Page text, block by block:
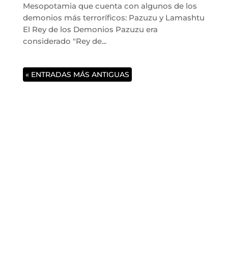
Mesopotamia que cuenta con algunos de los
demonios más terroríficos: Pazuzu y Lamashtu
El Rey de los Demonios Pazuzu era
considerado "Rey de...
« ENTRADAS MÁS ANTIGUAS